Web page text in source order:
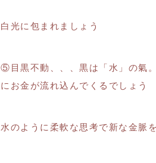
白光に包まれましょう
⑤目黒不動、、、黒は「水」の氣
にお金が流れ込んでくるでしょう
水のように柔軟な思考で新な金脈